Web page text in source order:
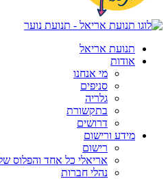
תנועת אריאל
אודות
מי אנחנו
סניפים
גלריה
בתקשורת
דרושים
מידע ורישום
רישום
אריאלי כל אחד והפלוס שלו
נהלי חברות